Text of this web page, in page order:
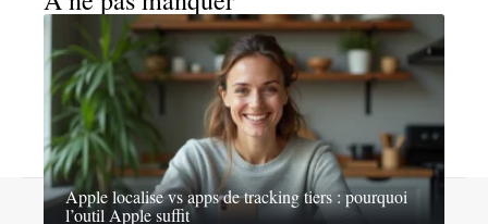
Apple localise vs apps de tracking tiers : pourquoi
l’outil Apple suffit
Contact Mentions légales Sitemap